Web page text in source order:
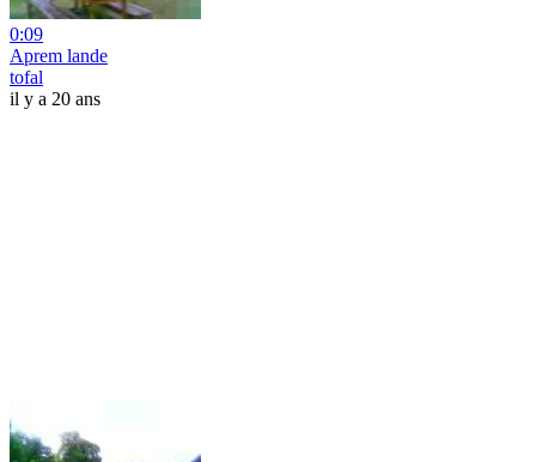
0:09
Aprem lande
tofal
il y a 20 ans